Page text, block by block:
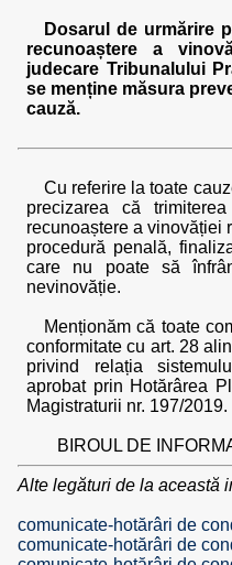
Dosarul de urmărire
recunoaștere a
judecare Tribunalului
se menține măsura
cauză.
Cu referire la toate
precizarea că
recunoaștere a vinovăției
procedură penală,
care nu poate să
nevinovăție.
Menționăm că toate
conformitate cu art. 28
privind relația
aprobat prin Hotărârea
Magistraturii nr. 197/2019.
BIROUL DE
Alte legături de la această
comunicate-hotărâri de
comunicate-hotărâri de